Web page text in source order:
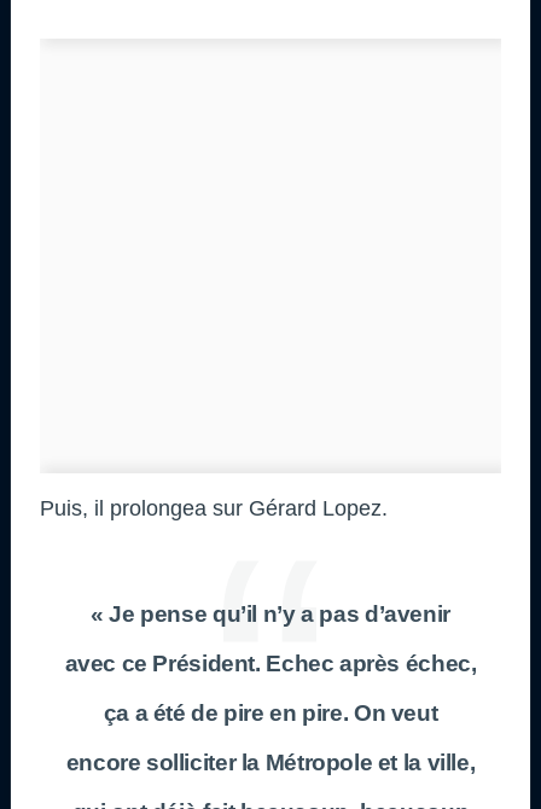
Puis, il prolongea sur Gérard Lopez.
« Je pense qu’il n’y a pas d’avenir
avec ce Président. Echec après échec,
ça a été de pire en pire. On veut
encore solliciter la Métropole et la ville,